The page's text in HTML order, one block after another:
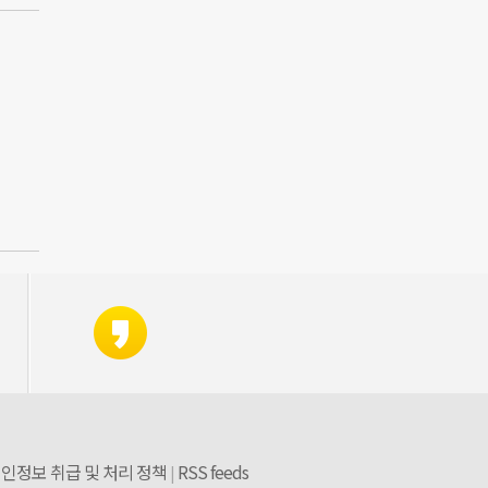
정보 취급 및 처리 정책 | RSS feeds